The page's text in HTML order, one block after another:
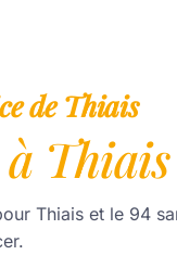
de Thiais
à Thiais
Thiais et le 94